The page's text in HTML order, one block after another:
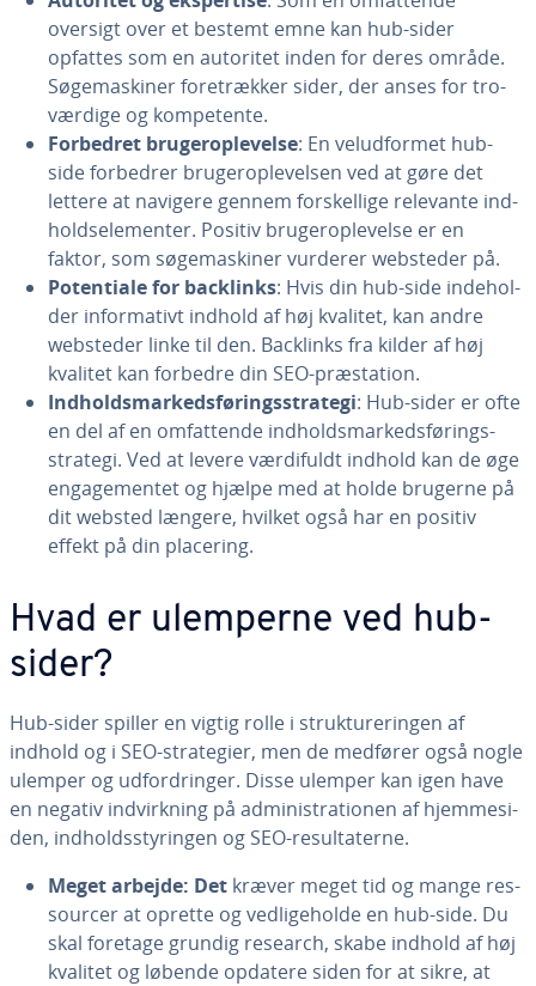
oversigt over et bestemt emne kan hub-sider
opfattes som en autoritet inden for deres område.
Sø­ge­ma­ski­ner fo­re­træk­ker sider, der anses for tro­
vær­di­ge og kom­pe­ten­te.
Forbedret bru­gero­p­le­vel­se: En ve­lud­for­met hub-
side forbedrer bru­gero­p­le­vel­sen ved at gøre det
lettere at navigere gennem for­skel­li­ge relevante ind­
hold­s­e­le­men­ter. Positiv bru­gero­p­le­vel­se er en
faktor, som sø­ge­ma­ski­ner vurderer websteder på.
Po­ten­ti­a­le for backlinks: Hvis din hub-side in­de­hol­
der in­for­ma­tivt indhold af høj kvalitet, kan andre
websteder linke til den. Backlinks fra kilder af høj
kvalitet kan forbedre din SEO-præ­sta­tion.
Ind­holds­mar­keds­fø­rings­stra­te­gi: Hub-sider er ofte
en del af en om­fat­ten­de ind­holds­mar­keds­fø­rings­
stra­te­gi. Ved at levere vær­di­fuldt indhold kan de øge
en­ga­ge­men­tet og hjælpe med at holde brugerne på
dit websted længere, hvilket også har en positiv
effekt på din placering.
Hvad er ulemperne ved hub-
sider?
Hub-sider spiller en vigtig rolle i struk­tu­re­rin­gen af
indhold og i SEO-stra­te­gi­er, men de medfører også nogle
ulemper og ud­for­drin­ger. Disse ulemper kan igen have
en negativ ind­virk­ning på ad­mi­ni­stra­tio­nen af hjem­mesi­
den, ind­holds­sty­rin­gen og SEO-re­sul­ta­ter­ne.
Meget arbejde: Det kræver meget tid og mange res­
sour­cer at oprette og ved­li­ge­hol­de en hub-side. Du
skal foretage grundig research, skabe indhold af høj
kvalitet og løbende opdatere siden for at sikre, at